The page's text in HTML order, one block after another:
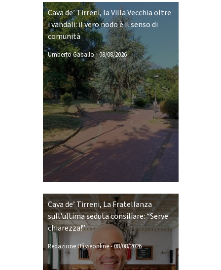
Cava de’ Tirreni, la Villa Vecchia oltre
i vandali: il vero nodo è il senso di
comunità
Umberto Gaballo-08/08/2026
Cava de’ Tirreni, La Fratellanza
sull'ultima seduta consiliare: “Serve
chiarezza!”
Redazione Ulisseonline-08/08/2026